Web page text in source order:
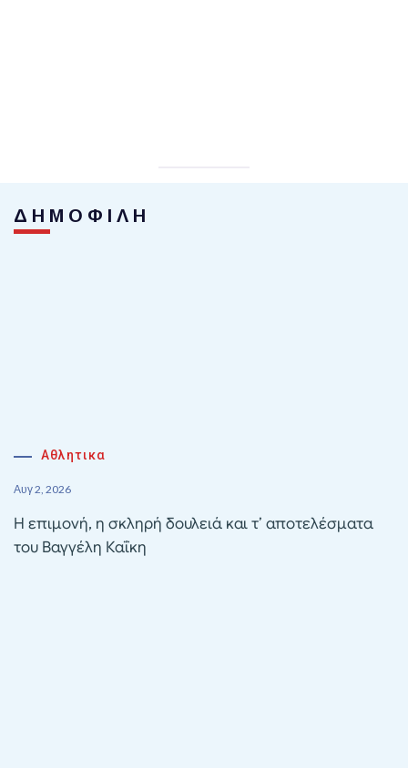
ΔΗΜΟΦΙΛΗ
Αθλητικα
Αυγ 2, 2026
Η επιμονή, η σκληρή δουλειά και τ’ αποτελέσματα
του Βαγγέλη Καΐκη